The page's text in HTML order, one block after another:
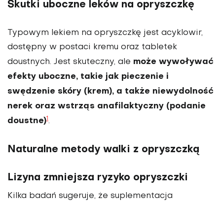
Skutki uboczne leków na opryszczkę
Typowym lekiem na opryszczkę jest acyklowir,
dostępny w postaci kremu oraz tabletek
doustnych. Jest skuteczny, ale może wywoływać
efekty uboczne, takie jak pieczenie i
swędzenie skóry (krem), a także niewydolność
nerek oraz wstrząs anafilaktyczny (podanie
doustne)1.
Naturalne metody walki z opryszczką
Lizyna zmniejsza ryzyko opryszczki
Kilka badań sugeruje, że suplementacja